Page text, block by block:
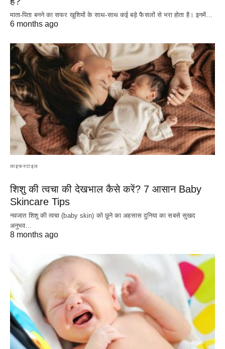
माता-पिता बनने का सफर खुशियों के साथ-साथ कई बड़े फैसलों से भरा होता है। इनमें…
6 months ago
लाइफस्टाइल
शिशु की त्वचा की देखभाल कैसे करें? 7 आसान Baby
Skincare Tips
नवजात शिशु की त्वचा (baby skin) को छूने का अहसास दुनिया का सबसे सुखद
अनुभव…
8 months ago